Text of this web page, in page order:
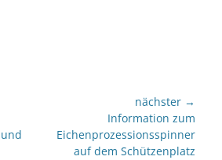
nächster →
Beitrag:
Information zum
Eichenprozessionsspinner
auf dem Schützenplatz